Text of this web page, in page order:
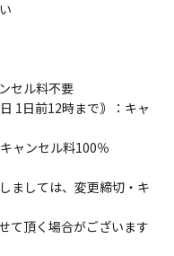
セル料不要
1日前12時まで｠：キャ
ャンセル料100％
ましては、変更締切・キ
て頂く場合がございます